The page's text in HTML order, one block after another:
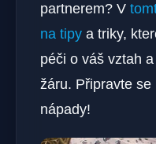
partnerem? V
na tipy a triky,
péči o váš vztah
žáru. Připravte
nápady!